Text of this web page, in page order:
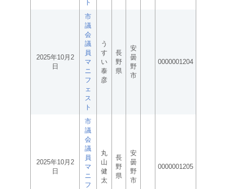
ト
2025年10月2
日
市
議
会
議
員
マ
ニ
フ
ェ
ス
ト
う
す
い
泰
彦
長
野
県
安
曇
野
市
0000001204
2025年10月2
日
市
議
会
議
員
マ
ニ
フ
丸
山
健
太
長
野
県
安
曇
野
市
0000001205